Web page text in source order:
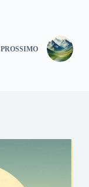
PROSSIMO